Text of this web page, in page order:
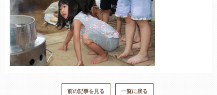
前の記事を見る 一覧に戻る